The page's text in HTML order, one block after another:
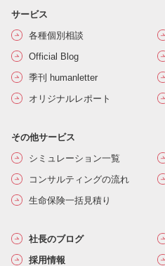
サービス
各種個別相談
Official Blog
季刊 humanletter
オリジナルレポート
その他サービス
シミュレーション一覧
コンサルティングの流れ
生命保険一括見積り
社長のブログ
採用情報